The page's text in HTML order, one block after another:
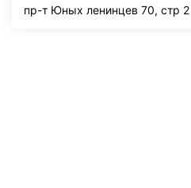
пр-т Юных ленинцев 70, стр 2